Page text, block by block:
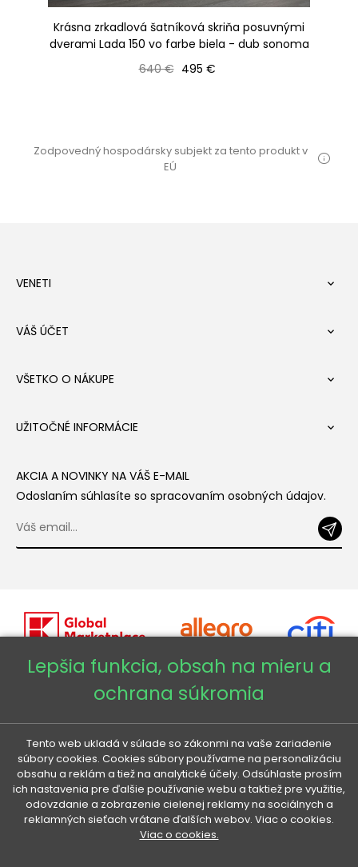
Krásna zrkadlová šatníková skriňa posuvnými
dverami Lada 150 vo farbe biela - dub sonoma
Bežná cena
640 € Cena
495 €
Zodpovedný hospodársky subjekt za tento produkt v
EÚ
VENETI 
VÁŠ ÚČET 
VŠETKO O NÁKUPE 
UŽITOČNÉ INFORMÁCIE 
AKCIA A NOVINKY NA VÁŠ E-MAIL
Odoslaním súhlasíte so spracovaním osobných údajov.
Copyright © 2026 - Veneti™
Veneti SK
Veneti CZ
Veneti DE
Lepšia funkcia, obsah na mieru a
ochrana súkromia
Tento web ukladá v súlade so zákonmi na vaše zariadenie
súbory cookies. Cookies súbory používame na personalizáciu
obsahu a reklám a tiež na analytické účely. Odsúhlaste prosím
ich nastavenia pre ďalšie používanie webu a taktiež pre využitie,
odovzdanie a zobrazenie cielenej reklamy na sociálnych a
reklamných sieťach vrátane ďalších webov. Viac o cookies.
Viac o cookies.